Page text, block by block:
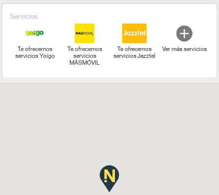
Servicios
Te ofrecemos
servicios Yoigo
Te ofrecemos
servicios
MÁSMÓVIL
Te ofrecemos
servicios Jazztel
Ver más servicios